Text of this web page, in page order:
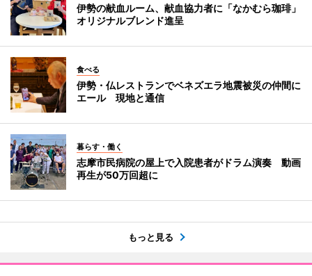
伊勢の献血ルーム、献血協力者に「なかむら珈琲」
オリジナルブレンド進呈
食べる
伊勢・仏レストランでベネズエラ地震被災の仲間に
エール 現地と通信
暮らす・働く
志摩市民病院の屋上で入院患者がドラム演奏 動画
再生が50万回超に
もっと見る